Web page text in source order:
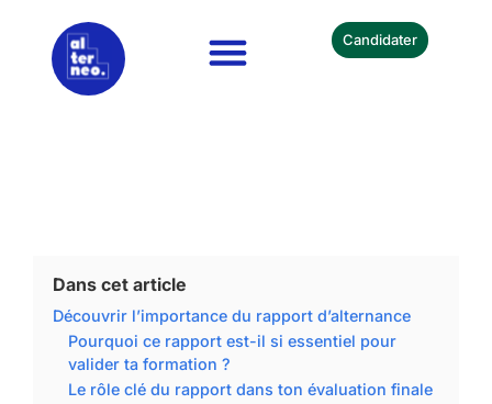
Candidater
Dans cet article
Découvrir l’importance du rapport d’alternance
Pourquoi ce rapport est-il si essentiel pour
valider ta formation ?
Le rôle clé du rapport dans ton évaluation finale